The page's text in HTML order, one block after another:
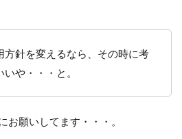
方針を変えるなら、その時に考
いや・・・と。
お願いしてます・・・。